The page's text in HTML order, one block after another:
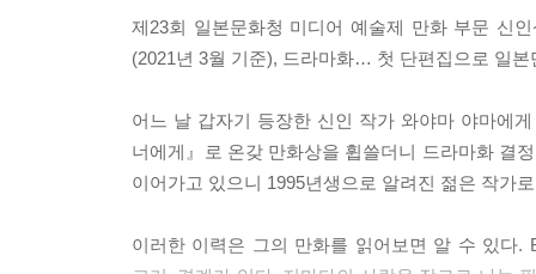
제23회 일본문화청 미디어 예술제 만화 부문 신
(2021년 3월 기준), 드라마화… 첫 단편집으로 일
어느 날 갑자기 등장한 신인 작가 와야마 야마에
너에게』로 온갖 만화상을 휩쓸더니 드라마화 결
이어가고 있으니 1995년생으로 알려진 젊은 작가
이러한 이력은 그의 만화를 읽어보면 알 수 있다.